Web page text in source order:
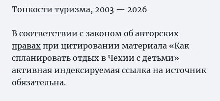
Тонкости туризма, 2003 — 2026
В соответствии с законом об авторских
правах при цитировании материала «Как
спланировать отдых в Чехии с детьми»
активная индексируемая ссылка на источник
обязательна.